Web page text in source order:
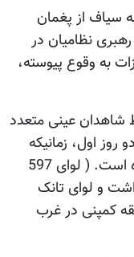
سیاف از پغمان
نظامیان در
به وقوع پیوسته،
قوماندان لوای 597 توسط شاهدان عینی متعدد
روز اول، زمانیکه
تجاوزات به وقوع پیوسته، نام برده شده است. ( لوای 597
و لوای تانک
کمپنی در غرب